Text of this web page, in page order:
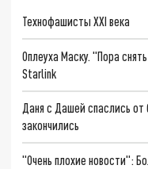
Технофашисты XXI века
Оплеуха Маску. "Пора
Starlink
Даня с Дашей спаслись
закончились
"Очень плохие новости":